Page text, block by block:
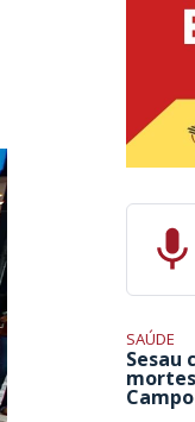
SAÚDE
Sesau